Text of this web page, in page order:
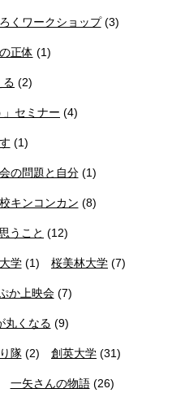
くワークショップ(3)
正体 (1)
る (2)
」セミナー (4)
(1)
の問題と自分(1)
キンコンカン (8)
うこと (12)
学(1) 桜美林大学 (7)
か上映会(7)
丸くなる (9)
隊(2) 創英大学 (31)
一矢さんの物語(26)